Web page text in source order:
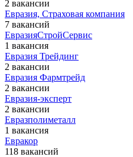
2 вакансии
Евразия, Страховая компания
7 вакансий
ЕвразияСтройСервис
1 вакансия
Евразия Трейдинг
2 вакансии
Евразия Фармтрейд
2 вакансии
Евразия-эксперт
2 вакансии
Евразполиметалл
1 вакансия
Евракор
118 вакансий